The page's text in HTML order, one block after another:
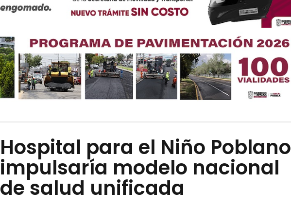
Hospital para el Niño Poblano
impulsaría modelo nacional
de salud unificada